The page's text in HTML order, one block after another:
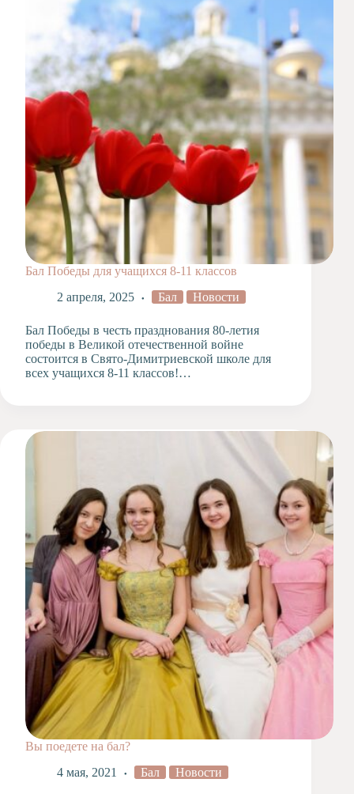
Художественная
студия
Музыкальное
отделение
Психологическая
Служба
Тьюторская
служба
Бал Победы для учащихся 8-11 классов
2 апреля, 2025
Бал Новости
Бал Победы в честь празднования 80-летия
победы в Великой отечественной войне
состоится в Свято-Димитриевской школе для
всех учащихся 8-11 классов!…
Вы поедете на бал?
4 мая, 2021
Бал Новости